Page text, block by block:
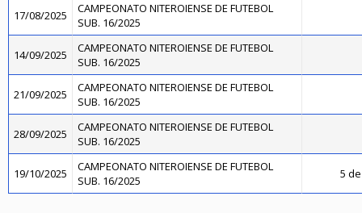
17/08/2025
CAMPEONATO NITEROIENSE DE FUTEBOL
SUB. 16/2025
14/09/2025
CAMPEONATO NITEROIENSE DE FUTEBOL
SUB. 16/2025
21/09/2025
CAMPEONATO NITEROIENSE DE FUTEBOL
SUB. 16/2025
28/09/2025
CAMPEONATO NITEROIENSE DE FUTEBOL
SUB. 16/2025
19/10/2025
CAMPEONATO NITEROIENSE DE FUTEBOL
SUB. 16/2025
5